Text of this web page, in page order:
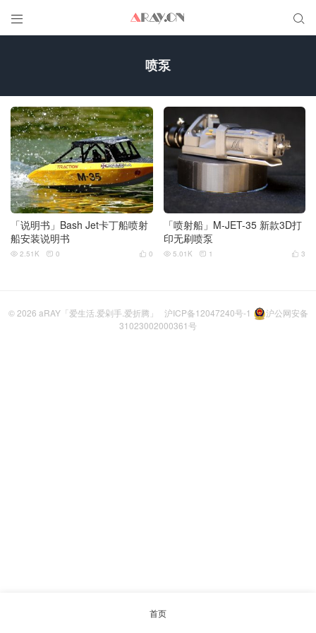
 
喷泵
「说明书」Bash Jet卡丁船喷射
船安装说明书
 0
 2.51K  0
「喷射船」M-JET-35 新款3D打
印无刷喷泵
 3
 5.01K  1
© 2026 aRAY「爱生活.爱剁手.爱折腾」 沪ICP备12047240号-1
沪公网安备
31023002000361号
首页